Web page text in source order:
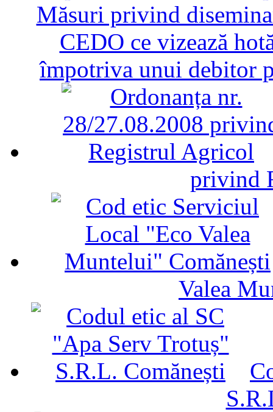
Măsuri privind
CEDO ce vizează
împotriva unui debitor
privind
Valea